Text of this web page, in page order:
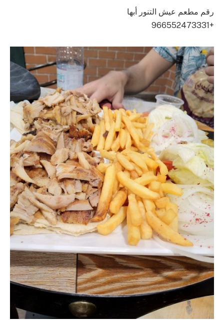
رقم مطعم عيش التنور أبها
+966552473331